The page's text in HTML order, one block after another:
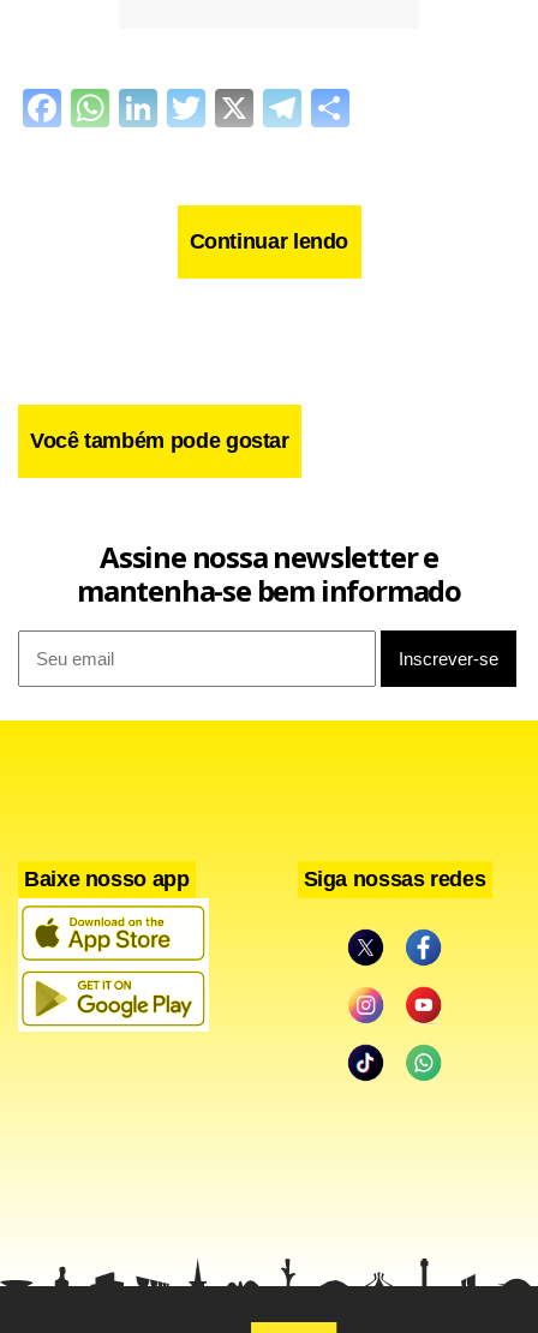
Facebook
WhatsApp
LinkedIn
Twitter
X Telegram
Continuar lendo
Você também pode gostar
Assine nossa newsletter e
mantenha-se bem informado
Baixe nosso app Siga nossas redes